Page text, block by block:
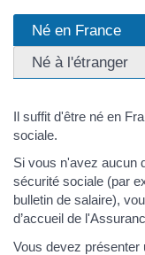
Né en France
Né à l'étranger
Il suffit d'être né en
sociale.
Si vous n'avez aucun
sécurité sociale (par
bulletin de salaire),
d’accueil de
Vous devez présenter